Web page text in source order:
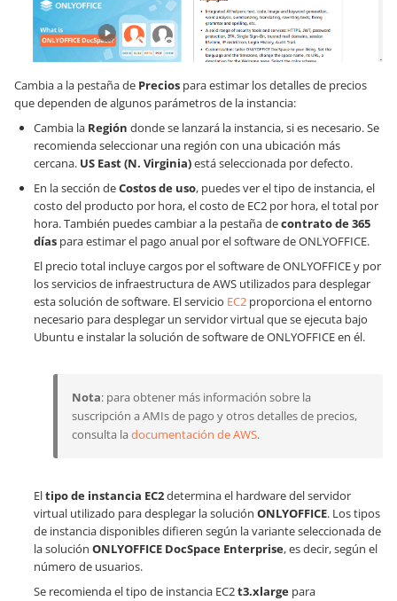
Cambia a la pestaña de Precios para estimar los detalles de precios
que dependen de algunos parámetros de la instancia:
Cambia la Región donde se lanzará la instancia, si es necesario. Se
recomienda seleccionar una región con una ubicación más
cercana. US East (N. Virginia)está seleccionada por defecto.
En la sección deCostos de uso, puedes ver el tipo de instancia, el
costo del producto por hora, el costo de EC2 por hora, el total por
hora. También puedes cambiar a la pestaña decontrato de 365
días para estimar el pago anual por el software de ONLYOFFICE.
El precio total incluye cargos por el software de ONLYOFFICE y por
los servicios de infraestructura de AWS utilizados para desplegar
esta solución de software. El servicio EC2 proporciona el entorno
necesario para desplegar un servidor virtual que se ejecuta bajo
Ubuntu e instalar la solución de software de ONLYOFFICE en él.
Nota: para obtener más información sobre la
suscripción a AMIs de pago y otros detalles de precios,
consulta la documentación de AWS.
Eltipo de instancia EC2determina el hardware del servidor
virtual utilizado para desplegar la solución ONLYOFFICE. Los tipos
de instancia disponibles difieren según la variante seleccionada de
la solución ONLYOFFICE DocSpace Enterprise, es decir, según el
número de usuarios.
Se recomienda el tipo de instancia EC2t3.xlarge para